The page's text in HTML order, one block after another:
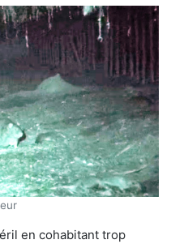
en cohabitant trop